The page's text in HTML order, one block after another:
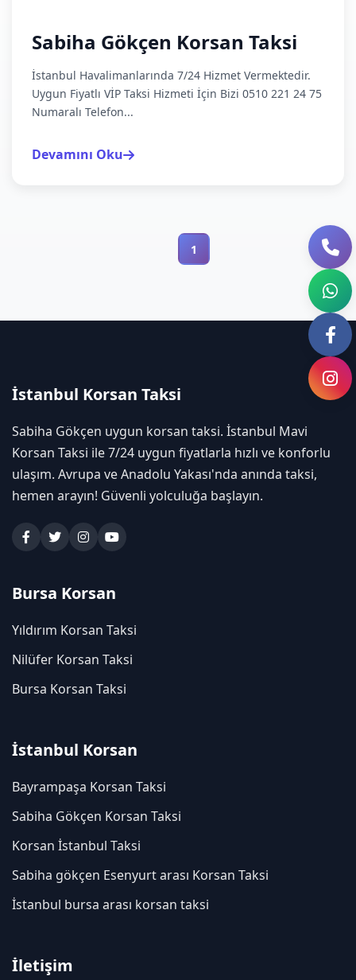
Sabiha Gökçen Korsan Taksi
İstanbul Havalimanlarında 7/24 Hizmet Vermektedir.
Uygun Fiyatlı VİP Taksi Hizmeti İçin Bizi 0510 221 24 75
Numaralı Telefon...
Devamını Oku
1
İstanbul Korsan Taksi
Sabiha Gökçen uygun korsan taksi. İstanbul Mavi
Korsan Taksi ile 7/24 uygun fiyatlarla hızlı ve konforlu
ulaşım. Avrupa ve Anadolu Yakası'nda anında taksi,
hemen arayın! Güvenli yolculuğa başlayın.
Bursa Korsan
Yıldırım Korsan Taksi
Nilüfer Korsan Taksi
Bursa Korsan Taksi
İstanbul Korsan
Bayrampaşa Korsan Taksi
Sabiha Gökçen Korsan Taksi
Korsan İstanbul Taksi
Sabiha gökçen Esenyurt arası Korsan Taksi
İstanbul bursa arası korsan taksi
İletişim